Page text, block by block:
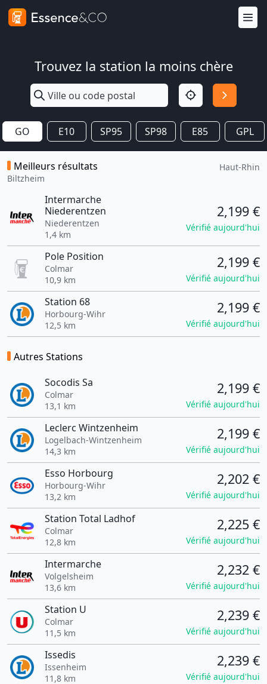
Trouvez la station la moins chère
GO E10 SP95 SP98 E85 GPL
Meilleurs résultats
Biltzheim
Haut-Rhin
Intermarche
Niederentzen
Niederentzen
1,4 km
2,199 €
Vérifié aujourd'hui
Pole Position
Colmar
10,9 km
2,199 €
Vérifié aujourd'hui
Station 68
Horbourg-Wihr
12,5 km
2,199 €
Vérifié aujourd'hui
Autres Stations
Socodis Sa
Colmar
13,1 km
2,199 €
Vérifié aujourd'hui
Leclerc Wintzenheim
Logelbach-Wintzenheim
14,3 km
2,199 €
Vérifié aujourd'hui
Esso Horbourg
Horbourg-Wihr
13,2 km
2,202 €
Vérifié aujourd'hui
Station Total Ladhof
Colmar
12,8 km
2,225 €
Vérifié aujourd'hui
Intermarche
Volgelsheim
13,6 km
2,232 €
Vérifié aujourd'hui
Station U
Colmar
11,5 km
2,239 €
Vérifié aujourd'hui
Issedis
Issenheim
11,8 km
2,239 €
Vérifié aujourd'hui